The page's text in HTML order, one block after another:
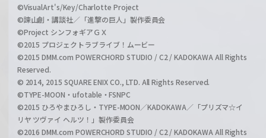
©VisualArt's/Key/Charlotte Project
©諫山創・講談社／「進撃の巨人」製作委員会
©Project シンフォギアＧＸ
©2015 プロジェクトラブライブ！ムービー
©2015 DMM.com POWERCHORD STUDIO / C2 / KADOKAWA All Rights
Reserved.
© 2014, 2015 SQUARE ENIX CO., LTD. All Rights Reserved.
©TYPE-MOON・ufotable・FSNPC
©2015 ひろやまひろし・TYPE-MOON／KADOKAWA／「プリズマ☆イ
リヤ ツヴァイ ヘルツ！」製作委員会
©2016 DMM.com POWERCHORD STUDIO / C2 / KADOKAWA All Rights